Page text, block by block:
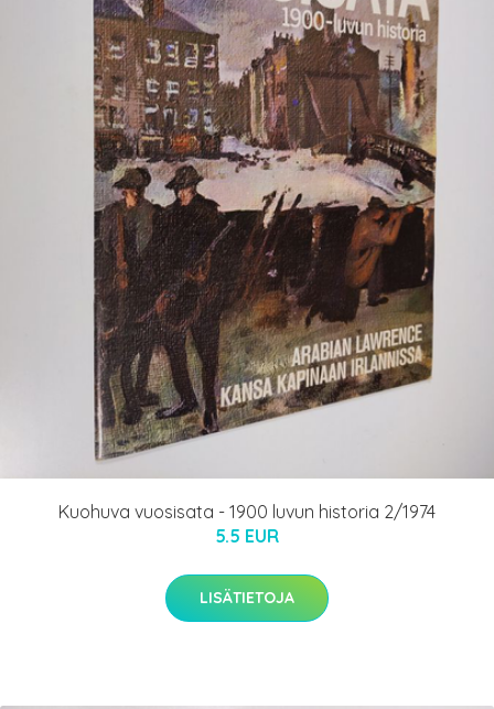
Kuohuva vuosisata - 1900 luvun historia 2/1974
5.5 EUR
LISÄTIETOJA